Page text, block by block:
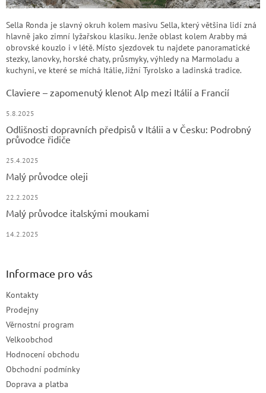
Sella Ronda je slavný okruh kolem masivu Sella, který většina lidí zná
hlavně jako zimní lyžařskou klasiku. Jenže oblast kolem Arabby má
obrovské kouzlo i v létě. Místo sjezdovek tu najdete panoramatické
stezky, lanovky, horské chaty, průsmyky, výhledy na Marmoladu a
kuchyni, ve které se míchá Itálie, Jižní Tyrolsko a ladinská tradice.
Claviere – zapomenutý klenot Alp mezi Itálií a Francií
5.8.2025
Odlišnosti dopravních předpisů v Itálii a v Česku: Podrobný
průvodce řidiče
25.4.2025
Malý průvodce oleji
22.2.2025
Malý průvodce italskými moukami
14.2.2025
Informace pro vás
Kontakty
Prodejny
Věrnostní program
Velkoobchod
Hodnocení obchodu
Obchodní podmínky
Doprava a platba